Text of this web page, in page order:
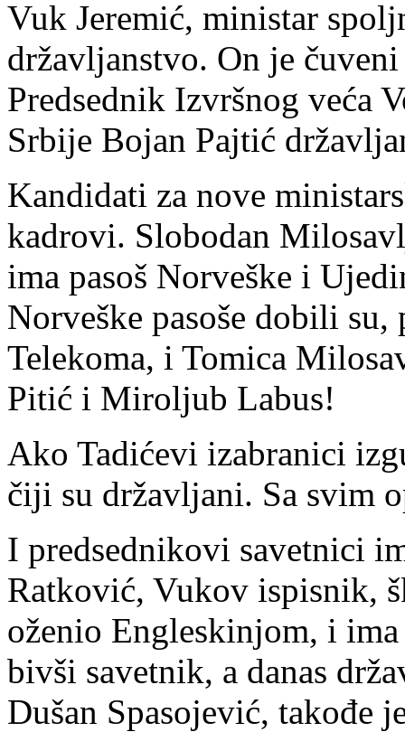
Vuk Jeremić, ministar
državljanstvo. On je
Predsednik Izvršnog veća
Srbije Bojan Pajtić
Kandidati za nove
kadrovi. Slobodan
ima pasoš Norveške i
Norveške pasoše dobili
Telekoma, i Tomica
Pitić i Miroljub Labus!
Ako Tadićevi izabranici
čiji su državljani. Sa svim
I predsednikovi savetnici
Ratković, Vukov ispisnik,
oženio Engleskinjom, i
bivši savetnik, a danas
Dušan Spasojević, takođe